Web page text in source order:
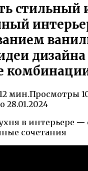
стильный
дизайна
мин.Просмотры
28.01.2024